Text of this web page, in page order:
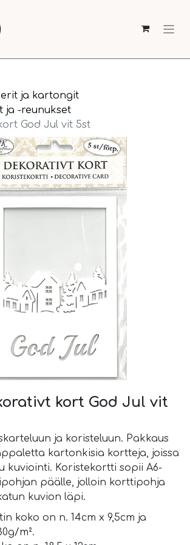
ja kartongit
ja -reunukset
God Jul vit 5st
kort God Jul vit
ja koristeluun. Pakkaus
kartonkisia kortteja, joissa
kuviointi. Koristekortti sopii A6-
päälle, jolloin korttipohja
kuvion läpi.
koko on n. 14cm x 9,5cm ja
m².